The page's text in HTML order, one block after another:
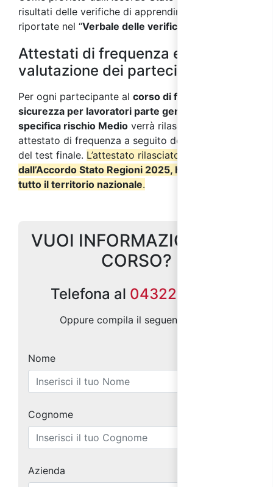
risultati delle verifiche di apprendimento saranno
riportate nel “Verbale delle verifiche finali
Attestati di frequenza e
valutazione dei partecipanti
Per ogni partecipante al corso di formazione sulla
sicurezza per lavoratori parte generale + parte
specifica rischio Medio verrà rilasciato un
attestato di frequenza a seguito del superamento
del test finale. L’attestato rilasciato, come previsto
dall’Accordo Stato Regioni 2025, ha validità su
tutto il territorio nazionale.
VUOI INFORMAZIONI SUL
CORSO?
Telefona al 0432299686
Oppure compila il seguente form:
Nome
Cognome
Azienda